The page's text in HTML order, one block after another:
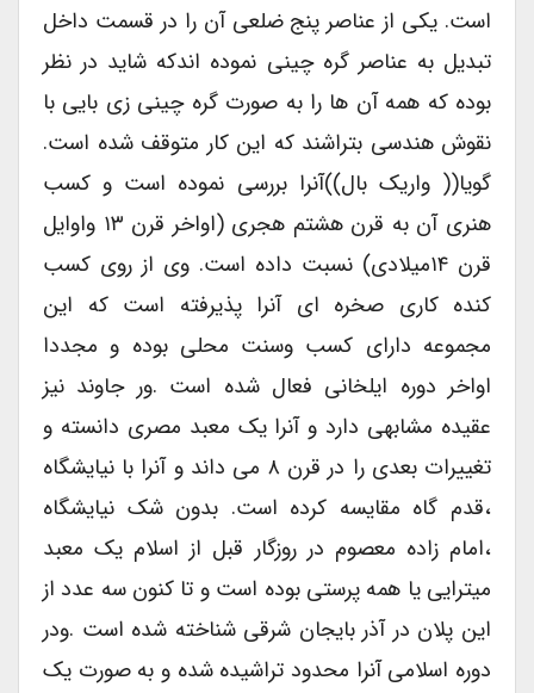
است. یکی از عناصر پنج ضلعی آن را در قسمت داخل
تبدیل به عناصر گره چینی نموده اندکه شاید در نظر
بوده که همه آن ها را به صورت گره چینی زی بایی با
نقوش هندسی بتراشند که این کار متوقف شده است.
گویا(( واریک بال))آنرا بررسی نموده است و کسب
هنری آن به قرن هشتم هجری (اواخر قرن ۱۳ واوایل
قرن ۱۴میلادی) نسبت داده است. وی از روی کسب
کنده کاری صخره ای آنرا پذیرفته است که این
مجموعه دارای کسب وسنت محلی بوده و مجددا
اواخر دوره ایلخانی فعال شده است .ور جاوند نیز
عقیده مشابهی دارد و آنرا یک معبد مصری دانسته و
تغییرات بعدی را در قرن ۸ می داند و آنرا با نیایشگاه
،قدم گاه مقایسه کرده است. بدون شک نیایشگاه
،امام زاده معصوم در روزگار قبل از اسلام یک معبد
میترایی یا همه پرستی بوده است و تا کنون سه عدد از
این پلان در آذر بایجان شرقی شناخته شده است .ودر
دوره اسلامی آنرا محدود تراشیده شده و به صورت یک